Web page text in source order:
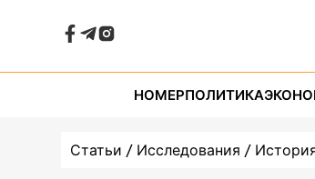
НОМЕРПОЛИТИКА
Статьи Исследования